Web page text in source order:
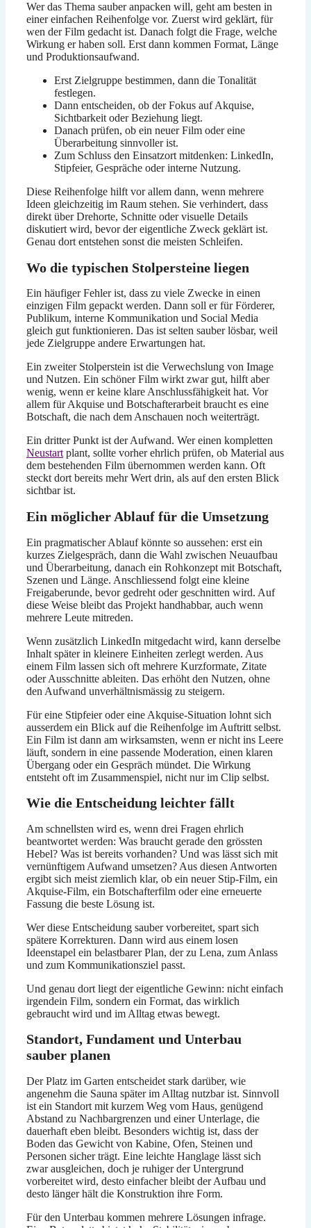
Wer das Thema sauber anpacken will, geht am besten in
einer einfachen Reihenfolge vor. Zuerst wird geklärt, für
wen der Film gedacht ist. Danach folgt die Frage, welche
Wirkung er haben soll. Erst dann kommen Format, Länge
und Produktionsaufwand.
Erst Zielgruppe bestimmen, dann die Tonalität
festlegen.
Dann entscheiden, ob der Fokus auf Akquise,
Sichtbarkeit oder Beziehung liegt.
Danach prüfen, ob ein neuer Film oder eine
Überarbeitung sinnvoller ist.
Zum Schluss den Einsatzort mitdenken: LinkedIn,
Stipfeier, Gespräche oder interne Nutzung.
Diese Reihenfolge hilft vor allem dann, wenn mehrere
Ideen gleichzeitig im Raum stehen. Sie verhindert, dass
direkt über Drehorte, Schnitte oder visuelle Details
diskutiert wird, bevor der eigentliche Zweck geklärt ist.
Genau dort entstehen sonst die meisten Schleifen.
Wo die typischen Stolpersteine liegen
Ein häufiger Fehler ist, dass zu viele Zwecke in einen
einzigen Film gepackt werden. Dann soll er für Förderer,
Publikum, interne Kommunikation und Social Media
gleich gut funktionieren. Das ist selten sauber lösbar, weil
jede Zielgruppe andere Erwartungen hat.
Ein zweiter Stolperstein ist die Verwechslung von Image
und Nutzen. Ein schöner Film wirkt zwar gut, hilft aber
wenig, wenn er keine klare Anschlussfähigkeit hat. Vor
allem für Akquise und Botschafterarbeit braucht es eine
Botschaft, die nach dem Anschauen noch weiterträgt.
Ein dritter Punkt ist der Aufwand. Wer einen kompletten
Neustart plant, sollte vorher ehrlich prüfen, ob Material aus
dem bestehenden Film übernommen werden kann. Oft
steckt dort bereits mehr Wert drin, als auf den ersten Blick
sichtbar ist.
Ein möglicher Ablauf für die Umsetzung
Ein pragmatischer Ablauf könnte so aussehen: erst ein
kurzes Zielgespräch, dann die Wahl zwischen Neuaufbau
und Überarbeitung, danach ein Rohkonzept mit Botschaft,
Szenen und Länge. Anschliessend folgt eine kleine
Freigaberunde, bevor gedreht oder geschnitten wird. Auf
diese Weise bleibt das Projekt handhabbar, auch wenn
mehrere Leute mitreden.
Wenn zusätzlich LinkedIn mitgedacht wird, kann derselbe
Inhalt später in kleinere Einheiten zerlegt werden. Aus
einem Film lassen sich oft mehrere Kurzformate, Zitate
oder Ausschnitte ableiten. Das erhöht den Nutzen, ohne
den Aufwand unverhältnismässig zu steigern.
Für eine Stipfeier oder eine Akquise-Situation lohnt sich
ausserdem ein Blick auf die Reihenfolge im Auftritt selbst.
Ein Film ist dann am wirksamsten, wenn er nicht ins Leere
läuft, sondern in eine passende Moderation, einen klaren
Übergang oder ein Gespräch mündet. Die Wirkung
entsteht oft im Zusammenspiel, nicht nur im Clip selbst.
Wie die Entscheidung leichter fällt
Am schnellsten wird es, wenn drei Fragen ehrlich
beantwortet werden: Was braucht gerade den grössten
Hebel? Was ist bereits vorhanden? Und was lässt sich mit
vernünftigem Aufwand umsetzen? Aus diesen Antworten
ergibt sich meist ziemlich klar, ob ein neuer Stip-Film, ein
Akquise-Film, ein Botschafterfilm oder eine erneuerte
Fassung die beste Lösung ist.
Wer diese Entscheidung sauber vorbereitet, spart sich
spätere Korrekturen. Dann wird aus einem losen
Ideenstapel ein belastbarer Plan, der zu Lena, zum Anlass
und zum Kommunikationsziel passt.
Und genau dort liegt der eigentliche Gewinn: nicht einfach
irgendein Film, sondern ein Format, das wirklich
gebraucht wird und im Alltag etwas bewegt.
Standort, Fundament und Unterbau
sauber planen
Der Platz im Garten entscheidet stark darüber, wie
angenehm die Sauna später im Alltag nutzbar ist. Sinnvoll
ist ein Standort mit kurzem Weg vom Haus, genügend
Abstand zu Nachbargrenzen und einer Unterlage, die
dauerhaft eben bleibt. Besonders wichtig ist, dass der
Boden das Gewicht von Kabine, Ofen, Steinen und
Personen sicher trägt. Eine leichte Hanglage lässt sich
zwar ausgleichen, doch je ruhiger der Untergrund
vorbereitet wird, desto einfacher bleibt der Aufbau und
desto länger hält die Konstruktion ihre Form.
Für den Unterbau kommen mehrere Lösungen infrage.